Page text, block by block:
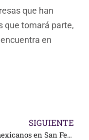
que han
que tomará parte,
en
SIGUIENTE
Dos mexicanos en San Fermín 2023